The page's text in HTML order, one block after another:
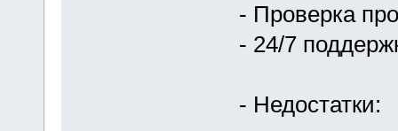
- Проверка
- 24/7
- Недостатки: